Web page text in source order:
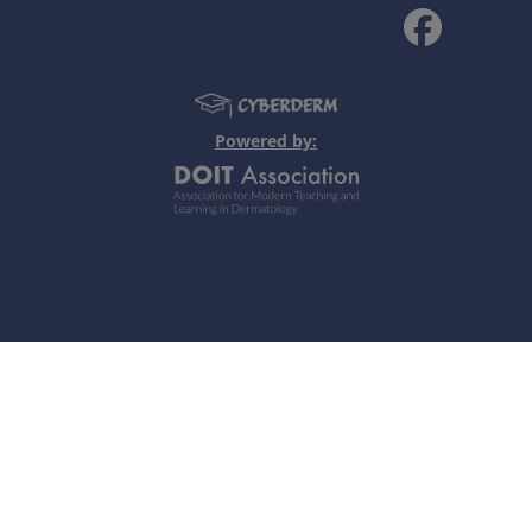
Notes personnelles
Powered by: